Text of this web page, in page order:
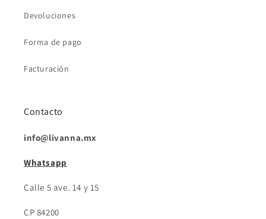
Devoluciones
Forma de pago
Facturación
Contacto
info@livanna.mx
Whatsapp
Calle 5 ave. 14 y 15
CP 84200